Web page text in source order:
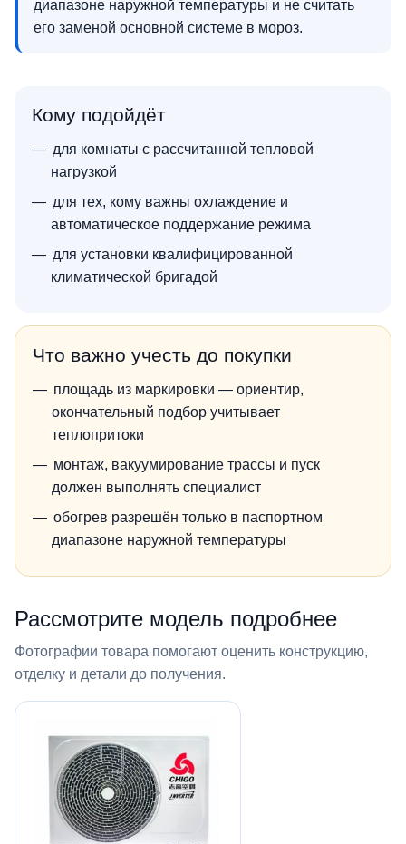
диапазоне наружной температуры и не считать
его заменой основной системе в мороз.
Кому подойдёт
для комнаты с рассчитанной тепловой
нагрузкой
для тех, кому важны охлаждение и
автоматическое поддержание режима
для установки квалифицированной
климатической бригадой
Что важно учесть до покупки
площадь из маркировки — ориентир,
окончательный подбор учитывает
теплопритоки
монтаж, вакуумирование трассы и пуск
должен выполнять специалист
обогрев разрешён только в паспортном
диапазоне наружной температуры
Рассмотрите модель подробнее
Фотографии товара помогают оценить конструкцию,
отделку и детали до получения.